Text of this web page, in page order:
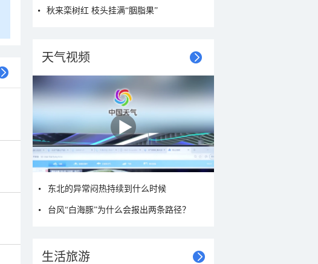
秋来栾树红 枝头挂满“胭脂果”
天气视频
东北的异常闷热持续到什么时候
台风“白海豚”为什么会报出两条路径？
生活旅游